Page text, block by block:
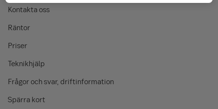
Kontakta oss
Räntor
Priser
Teknikhjälp
Frågor och svar, driftinformation
Spärra kort